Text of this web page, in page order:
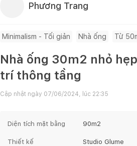
Phương Trang
Minimalism - Tối giản Nhà ống Từ
Nhà ống 30m2 nhỏ
trí thông tầng
Cập nhật ngày 07/06/2024, lúc 22:35
Diện tích mặt bằng 90m2
Thiết kế Studio Glume